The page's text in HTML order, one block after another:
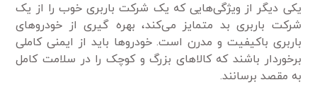
یکی دیگر از ویژگی‌هایی که یک شرکت باربری خوب را از یک
شرکت باربری بد متمایز می‌کند، بهره گیری از خودروهای
باربری باکیفیت و مدرن است. خودروها باید از ایمنی کاملی
برخوردار باشند که کالاهای بزرگ و کوچک را در سلامت کامل
به مقصد برسانند.